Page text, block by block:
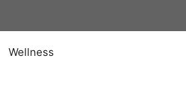
Wellness